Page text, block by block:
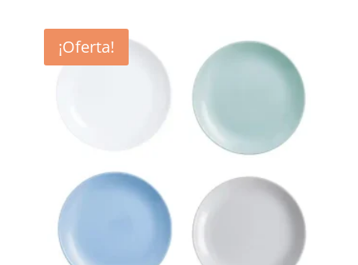
¡Oferta!